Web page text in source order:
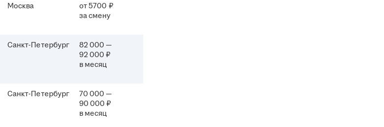
Москва
от 5700 ₽
за смену
Санкт-Петербург
82 000 —
92 000 ₽
в месяц
Санкт-Петербург
70 000 —
90 000 ₽
в месяц